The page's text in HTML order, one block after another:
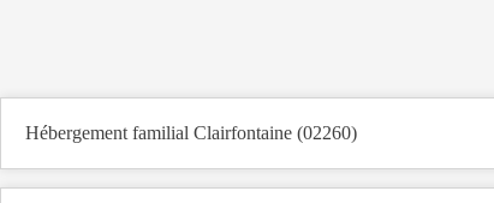
Hébergement familial Clairfontaine (02260)